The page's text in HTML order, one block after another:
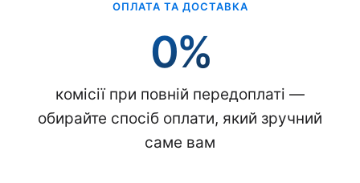
ОПЛАТА ТА ДОСТАВКА
0%
комісії при повній передоплаті —
обирайте спосіб оплати, який зручний
саме вам